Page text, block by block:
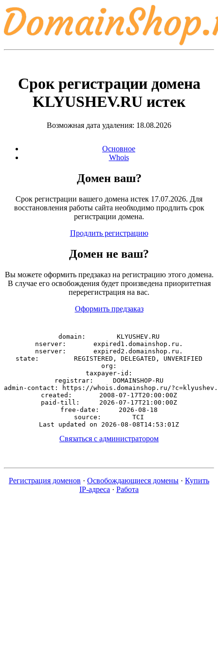
Срок регистрации домена
KLYUSHEV.RU истек
Возможная дата удаления: 18.08.2026
Основное
Whois
Домен ваш?
Срок регистрации вашего домена истек 17.07.2026. Для
восстановления работы сайта необходимо продлить срок
регистрации домена.
Продлить регистрацию
Домен не ваш?
Вы можете оформить предзаказ на регистрацию этого домена.
В случае его освобождения будет произведена приоритетная
перерегистрация на вас.
Оформить предзаказ
domain:        KLYUSHEV.RU
nserver:       expired1.domainshop.ru.
nserver:       expired2.domainshop.ru.
state:         REGISTERED, DELEGATED, UNVERIFIED
org:
taxpayer-id:
registrar:     DOMAINSHOP-RU
admin-contact: https://whois.domainshop.ru/
created:       2008-07-17T20:00:00Z
paid-till:     2026-07-17T21:00:00Z
free-date:     2026-08-18
source:        TCI
Связаться с администратором
Регистрация доменов · Освобождающиеся домены · Купить
IP-адреса · Работа